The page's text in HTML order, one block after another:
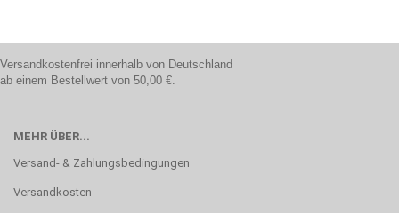
Versandkostenfrei innerhalb von Deutschland
ab einem Bestellwert von 50,00 €.
MEHR ÜBER...
Versand- & Zahlungsbedingungen
Versandkosten